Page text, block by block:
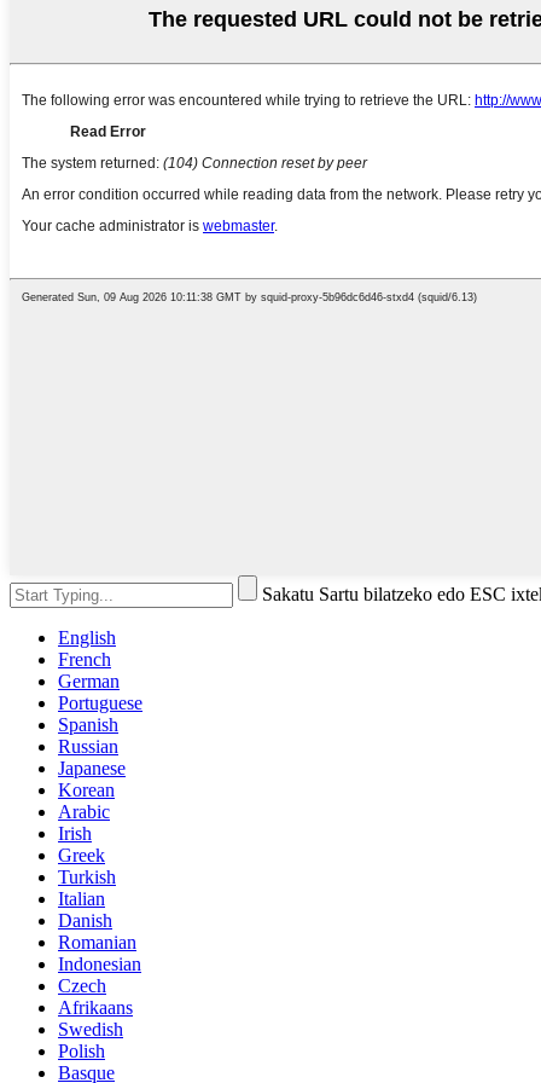
Sakatu Sartu bilatzeko edo ESC
English
French
German
Portuguese
Spanish
Russian
Japanese
Korean
Arabic
Irish
Greek
Turkish
Italian
Danish
Romanian
Indonesian
Czech
Afrikaans
Swedish
Polish
Basque